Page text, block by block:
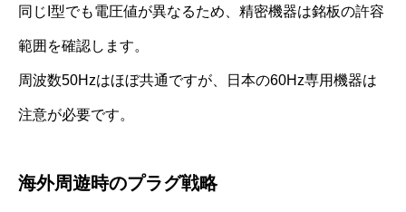
同じI型でも電圧値が異なるため、精密機器は銘板の許容
範囲を確認します。
周波数50Hzはほぼ共通ですが、日本の60Hz専用機器は
注意が必要です。
海外周遊時のプラグ戦略